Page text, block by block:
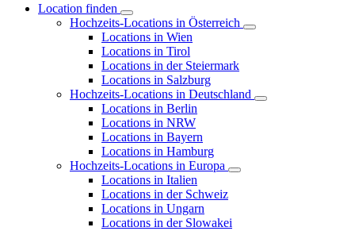
Location finden
Hochzeits-Locations in Österreich
Locations in Wien
Locations in Tirol
Locations in der Steiermark
Locations in Salzburg
Hochzeits-Locations in Deutschland
Locations in Berlin
Locations in NRW
Locations in Bayern
Locations in Hamburg
Hochzeits-Locations in Europa
Locations in Italien
Locations in der Schweiz
Locations in Ungarn
Locations in der Slowakei